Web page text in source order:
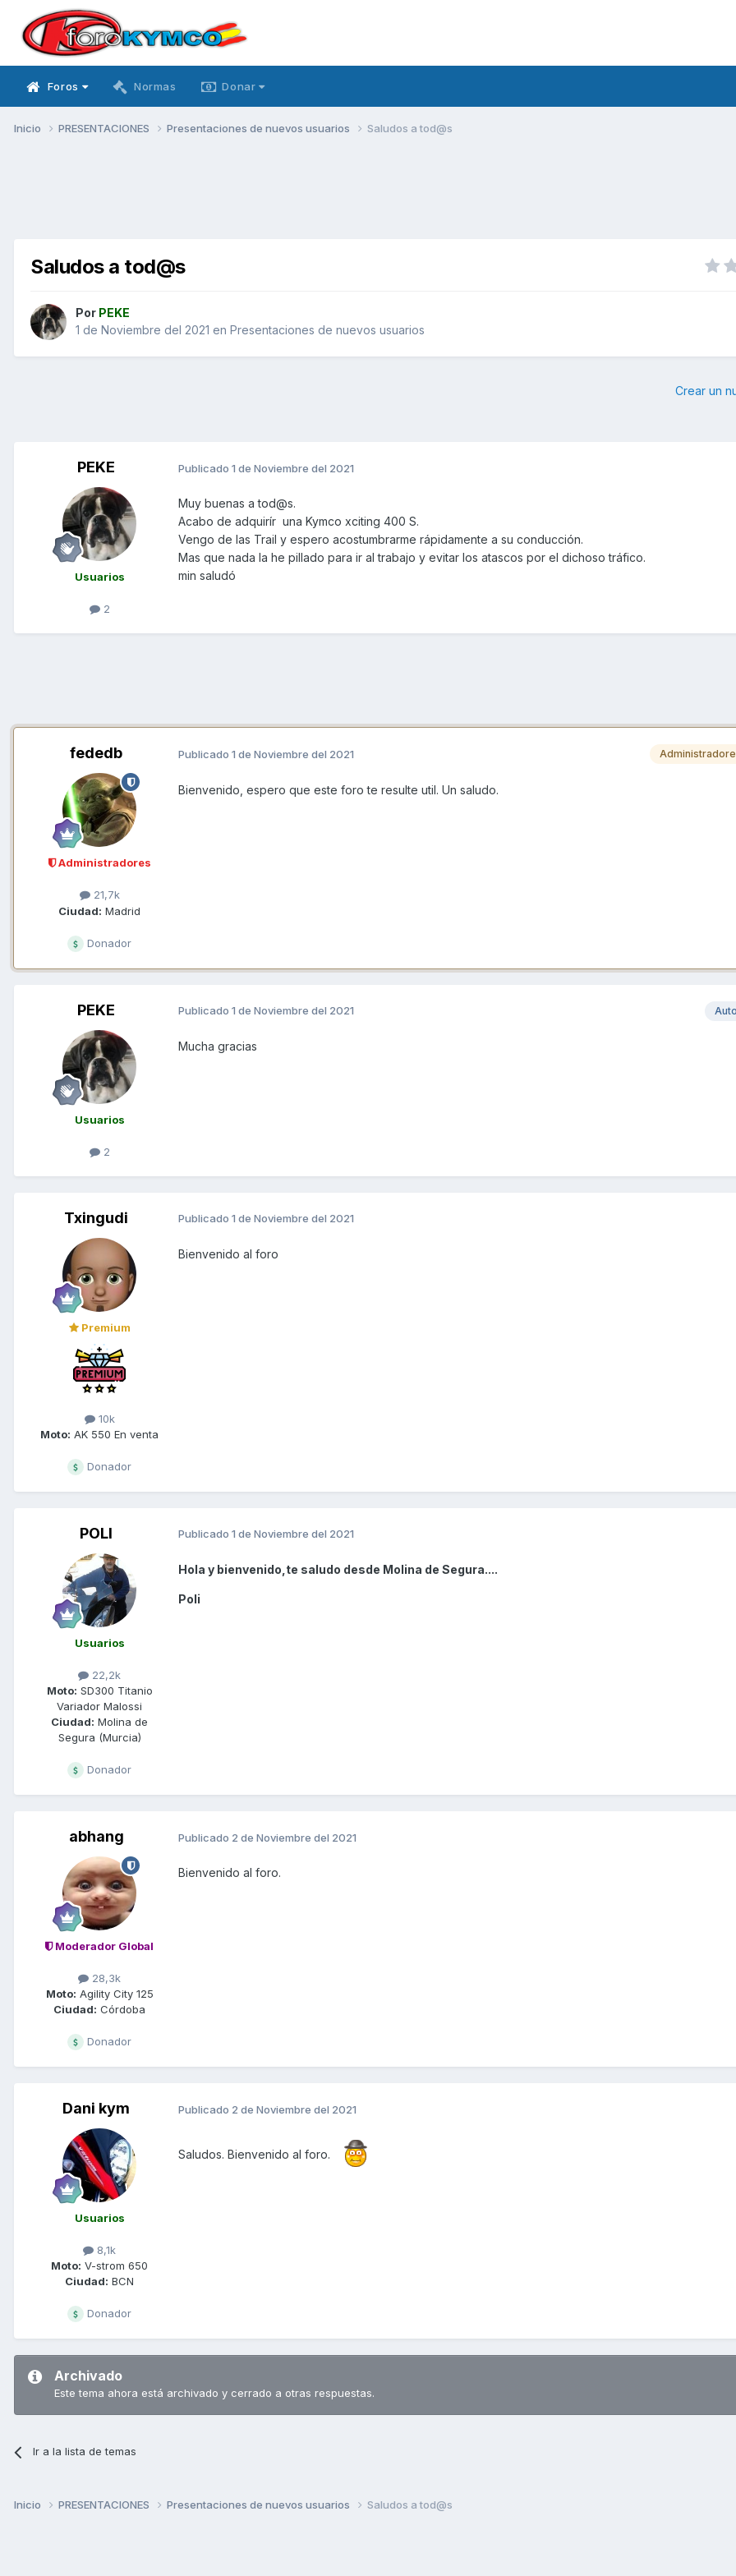
Foros Normas Donar
Inicio PRESENTACIONES Presentaciones de nuevos usuarios Saludos a tod@s
Saludos a tod@s
Por PEKE
1 de Noviembre del 2021 en Presentaciones de nuevos usuarios
Crear un
PEKE
Usuarios
2
Publicado 1 de Noviembre del 2021
Muy buenas a tod@s.
Acabo de adquirír una Kymco xciting 400 S.
Vengo de las Trail y espero acostumbrarme rápidamente a su conducción.
Mas que nada la he pillado para ir al trabajo y evitar los atascos por el dichoso tráfico.
min saludó
fededb
Administradores
21,7k
Ciudad: Madrid
Donador
Publicado 1 de Noviembre del 2021
Bienvenido, espero que este foro te resulte util. Un saludo.
PEKE
Usuarios
2
Publicado 1 de Noviembre del 2021
Mucha gracias
Txingudi
Premium
10k
Moto: AK 550 En venta
Donador
Publicado 1 de Noviembre del 2021
Bienvenido al foro
POLI
Usuarios
22,2k
Moto: SD300 Titanio
Variador Malossi
Ciudad: Molina de
Segura (Murcia)
Donador
Publicado 1 de Noviembre del 2021
Hola y bienvenido,te saludo desde Molina de Segura....
Poli
abhang
Moderador Global
28,3k
Moto: Agility City 125
Ciudad: Córdoba
Donador
Publicado 2 de Noviembre del 2021
Bienvenido al foro.
Dani kym
Usuarios
8,1k
Moto: V-strom 650
Ciudad: BCN
Donador
Publicado 2 de Noviembre del 2021
Saludos. Bienvenido al foro.
Archivado
Este tema ahora está archivado y cerrado a otras respuestas.
Ir a la lista de temas
Inicio PRESENTACIONES Presentaciones de nuevos usuarios Saludos a tod@s